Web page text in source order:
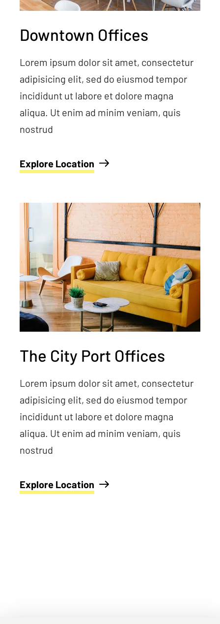
Downtown Offices
Lorem ipsum dolor sit amet, consectetur
adipisicing elit, sed do eiusmod tempor
incididunt ut labore et dolore magna
aliqua. Ut enim ad minim veniam, quis
nostrud
Explore Location
The City Port Offices
Lorem ipsum dolor sit amet, consectetur
adipisicing elit, sed do eiusmod tempor
incididunt ut labore et dolore magna
aliqua. Ut enim ad minim veniam, quis
nostrud
Explore Location